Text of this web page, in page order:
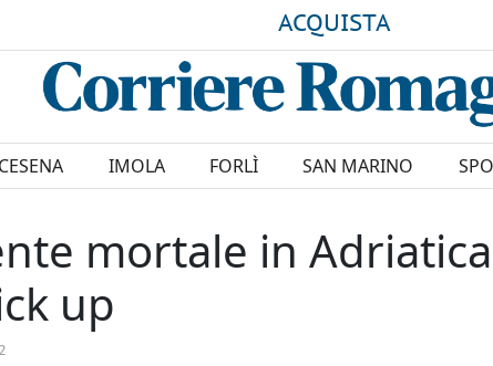
ACQUISTA
CESENA IMOLA FORLÌ SAN MARINO
mortale in
up